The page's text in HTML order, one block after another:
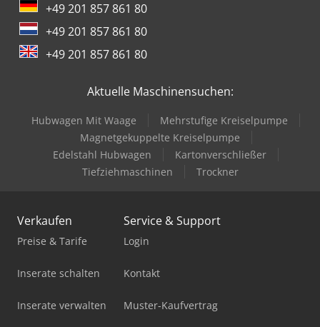
+49 201 857 861 80
+49 201 857 861 80
+49 201 857 861 80
Aktuelle Maschinensuchen:
Hubwagen Mit Waage
Mehrstufige Kreiselpumpe
Magnetgekuppelte Kreiselpumpe
Edelstahl Hubwagen
Kartonverschließer
Tiefziehmaschinen
Trockner
Verkaufen
Preise & Tarife
Inserate schalten
Inserate verwalten
Service & Support
Login
Kontakt
Muster-Kaufvertrag